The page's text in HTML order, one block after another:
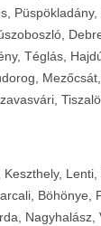
Téglás,
Keszthely,
Böhönye,
Nagyhalász,